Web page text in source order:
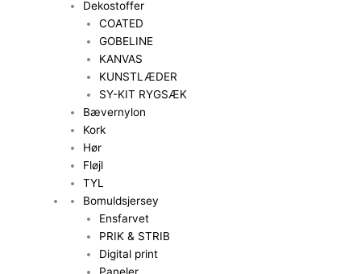
Dekostoffer
COATED
GOBELINE
KANVAS
KUNSTLÆDER
SY-KIT RYGSÆK
Bævernylon
Kork
Hør
Fløjl
TYL
Bomuldsjersey
Ensfarvet
PRIK & STRIB
Digital print
Paneler